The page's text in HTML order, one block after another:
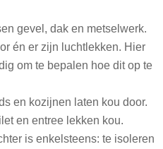
gevel, dak en metselwerk.
én er zijn luchtlekken. Hier
om te bepalen hoe dit op te
en kozijnen laten kou door.
en entree lekken kou.
is enkelsteens: te isoleren